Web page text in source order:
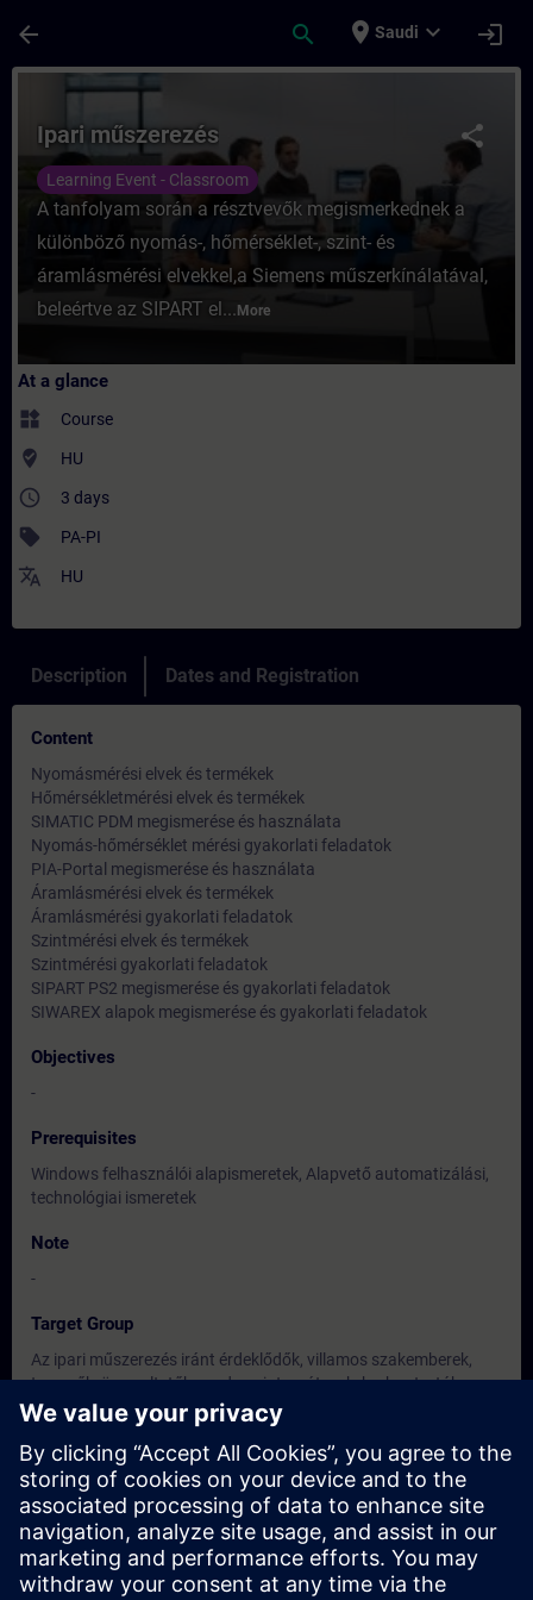
arrow_back search place Saudi expand_more login
Course - Ipari műszerezés - Training -
share
Ipari műszerezés
Learning Event - Classroom
A tanfolyam során a résztvevők megismerkednek a
különböző nyomás-, hőmérséklet-, szint- és
áramlásmérési elvekkel,a Siemens műszerkínálatával,
beleértve az SIPART el... More
At a glance
widgets Course
where_to_vote HU
access_time 3 days
sell PA-PI
translate HU
Description Dates and Registration
Content
Nyomásmérési elvek és termékek
Hőmérsékletmérési elvek és termékek
SIMATIC PDM megismerése és használata
Nyomás-hőmérséklet mérési gyakorlati feladatok
PIA-Portal megismerése és használata
Áramlásmérési elvek és termékek
Áramlásmérési gyakorlati feladatok
Szintmérési elvek és termékek
Szintmérési gyakorlati feladatok
SIPART PS2 megismerése és gyakorlati feladatok
SIWAREX alapok megismerése és gyakorlati feladatok
Objectives
-
Prerequisites
Windows felhasználói alapismeretek, Alapvető automatizálási,
technológiai ismeretek
Note
-
Target Group
Az ipari műszerezés iránt érdeklődők, villamos szakemberek,
tervezők, üzemeltetők, rendszerintegrátorok, karbantartók,
végfelhasználók.
Dates And Registration
Currently, no events available
Add yourself to the course request list and you will be notified